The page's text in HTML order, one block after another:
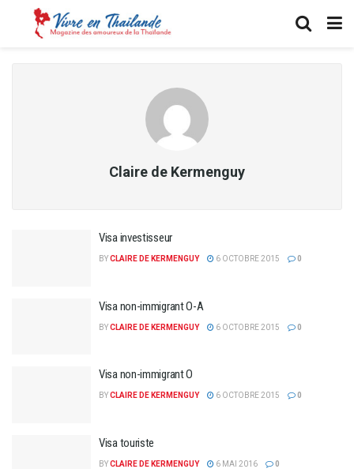
Claire de Kermenguy
Visa investisseur
BYCLAIRE DE KERMENGUY 6 OCTOBRE 2015 0
Visa non-immigrant O-A
BYCLAIRE DE KERMENGUY 6 OCTOBRE 2015 0
Visa non-immigrant O
BYCLAIRE DE KERMENGUY 6 OCTOBRE 2015 0
Visa touriste
BYCLAIRE DE KERMENGUY 6 MAI 2016 0